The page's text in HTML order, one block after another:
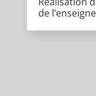
de